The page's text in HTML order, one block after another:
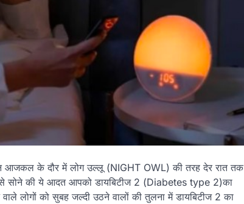
आजकल के दौर में लोग उल्लू (NIGHT OWL) की तरह देर रात तक
से सोने की ये आदत आपको डायबिटीज 2 (Diabetes type 2)का
लोगों को सुबह जल्दी उठने वालों की तुलना में डायबिटीज 2 का